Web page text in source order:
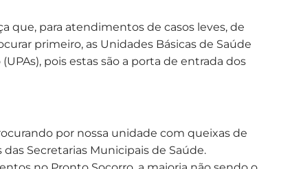
que, para atendimentos de casos leves, de
primeiro, as Unidades Básicas de Saúde
pois estas são a porta de entrada dos
por nossa unidade com queixas de
Secretarias Municipais de Saúde.